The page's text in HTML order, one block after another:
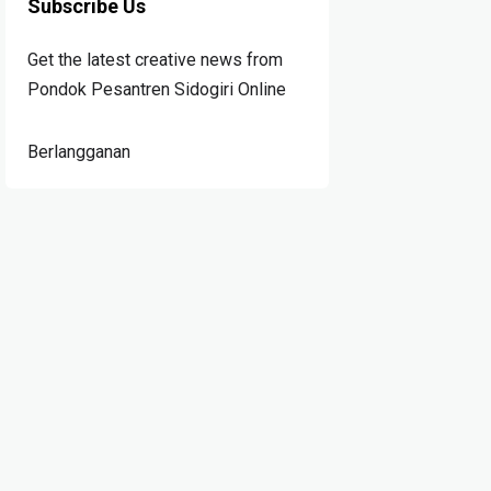
Subscribe Us
Get the latest creative news from
Pondok Pesantren Sidogiri Online
Berlangganan